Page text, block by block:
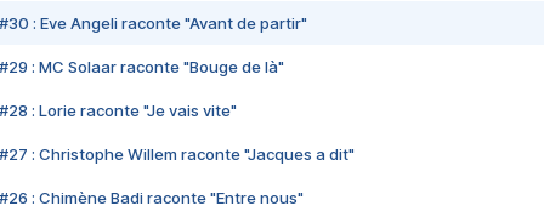
#30 : Eve Angeli raconte "Avant de partir"
#29 : MC Solaar raconte "Bouge de là"
#28 : Lorie raconte "Je vais vite"
#27 : Christophe Willem raconte "Jacques a dit"
#26 : Chimène Badi raconte "Entre nous"